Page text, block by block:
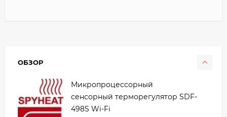
ОБЗОР
Микропроцессорный
сенсорный терморегулятор SDF-
498S Wi-Fi